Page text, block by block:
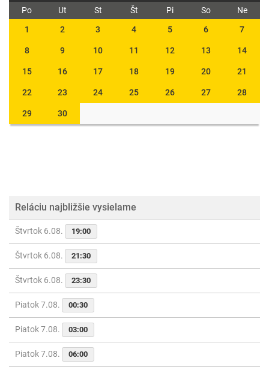
Po Ut St Št Pi So
Ne
1
2 3 4 5 6 7
8 9 10 11 12 13 14
15 16 17 18 19 20 21
22 23 24 25 26 27 28
29 30
Reláciu najbližšie vysielame
Štvrtok 6.08. 19:00
Štvrtok 6.08. 21:30
Štvrtok 6.08. 23:30
Piatok 7.08. 00:30
Piatok 7.08. 03:00
Piatok 7.08. 06:00